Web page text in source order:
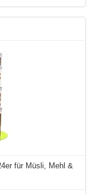
für Müsli, Mehl &